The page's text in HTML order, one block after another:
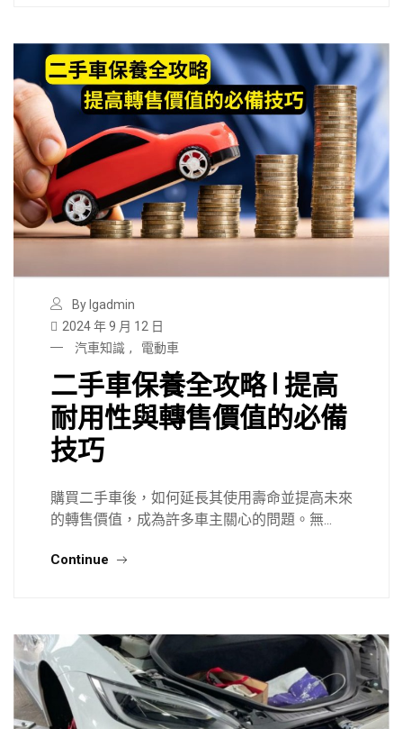
By lgadmin
2024 年 9 月 12 日
汽車知識 , 電動車
二手車保養全攻略 | 提高
耐用性與轉售價值的必備
技巧
購買二手車後，如何延長其使用壽命並提高未來
的轉售價值，成為許多車主關心的問題。無...
Continue